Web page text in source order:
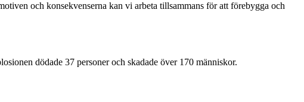
och konsekvenserna kan vi arbeta tillsammans för att förebygga och
dödade 37 personer och skadade över 170 människor.